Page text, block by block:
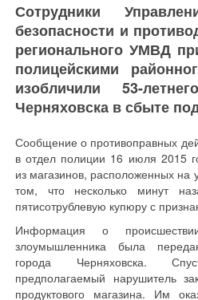
Сотрудники
безопасности и
регионального УМВД
полицейскими
изобличили 53-
Черняховска в сбыте
Сообщение о противоправных
в отдел полиции 16 июля 2015
из магазинов, расположенных на
том, что несколько минут
пятисотрублевую купюру с
Информация о
злоумышленника была
города Черняховска.
предполагаемый нарушитель
продуктового магазина. Им